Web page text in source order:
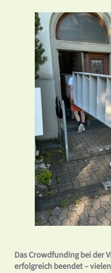
Das Crowdfunding bei der
erfolgreich beendet –